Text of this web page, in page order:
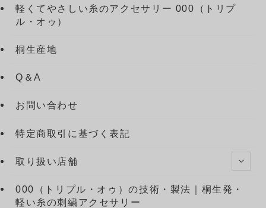
軽くてやさしい糸のアクセサリー 000（トリプ
ル・オゥ）
桐生産地
Q＆A
お問い合わせ
特定商取引に基づく表記
取り扱い店舗
000（トリプル・オゥ）の技術・製法｜桐生発・
軽い糸の刺繍アクセサリー